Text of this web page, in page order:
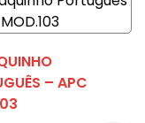
– APC